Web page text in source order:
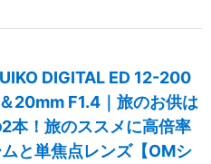
DIGITAL ED 12-200
20mm F1.4｜旅のお供は
本！旅のススメに高倍率
ムと単焦点レンズ【OMシ